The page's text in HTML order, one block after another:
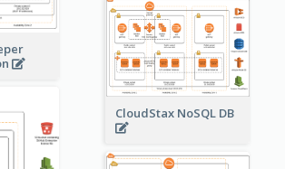
CloudStax NoSQL DB